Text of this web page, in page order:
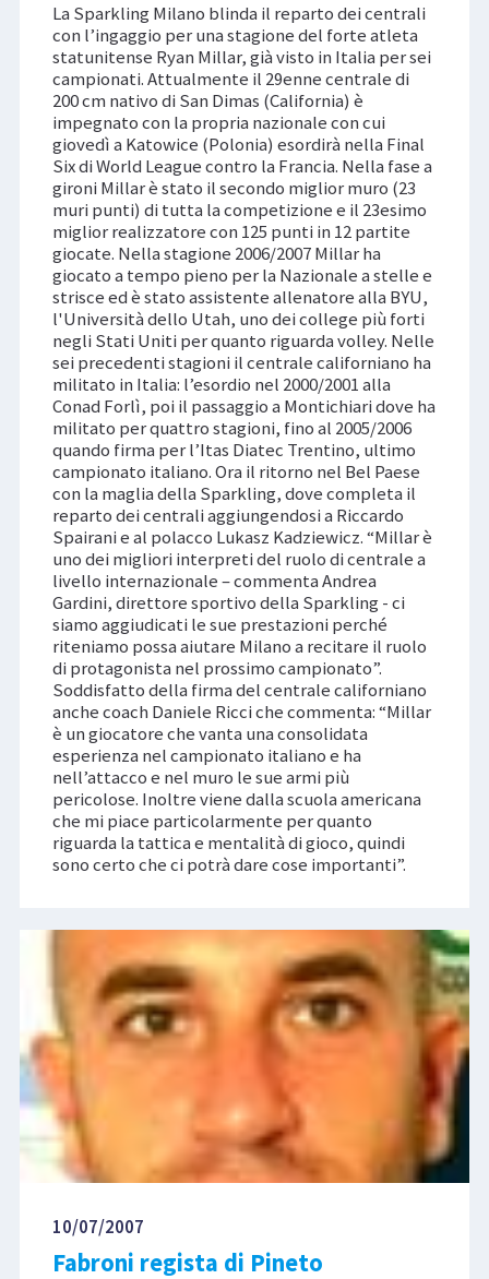
La Sparkling Milano blinda il reparto dei centrali
con l’ingaggio per una stagione del forte atleta
statunitense Ryan Millar, già visto in Italia per sei
campionati. Attualmente il 29enne centrale di
200 cm nativo di San Dimas (California) è
impegnato con la propria nazionale con cui
giovedì a Katowice (Polonia) esordirà nella Final
Six di World League contro la Francia. Nella fase a
gironi Millar è stato il secondo miglior muro (23
muri punti) di tutta la competizione e il 23esimo
miglior realizzatore con 125 punti in 12 partite
giocate. Nella stagione 2006/2007 Millar ha
giocato a tempo pieno per la Nazionale a stelle e
strisce ed è stato assistente allenatore alla BYU,
l'Università dello Utah, uno dei college più forti
negli Stati Uniti per quanto riguarda volley. Nelle
sei precedenti stagioni il centrale californiano ha
militato in Italia: l’esordio nel 2000/2001 alla
Conad Forlì, poi il passaggio a Montichiari dove ha
militato per quattro stagioni, fino al 2005/2006
quando firma per l’Itas Diatec Trentino, ultimo
campionato italiano. Ora il ritorno nel Bel Paese
con la maglia della Sparkling, dove completa il
reparto dei centrali aggiungendosi a Riccardo
Spairani e al polacco Lukasz Kadziewicz. “Millar è
uno dei migliori interpreti del ruolo di centrale a
livello internazionale – commenta Andrea
Gardini, direttore sportivo della Sparkling - ci
siamo aggiudicati le sue prestazioni perché
riteniamo possa aiutare Milano a recitare il ruolo
di protagonista nel prossimo campionato”.
Soddisfatto della firma del centrale californiano
anche coach Daniele Ricci che commenta: “Millar
è un giocatore che vanta una consolidata
esperienza nel campionato italiano e ha
nell’attacco e nel muro le sue armi più
pericolose. Inoltre viene dalla scuola americana
che mi piace particolarmente per quanto
riguarda la tattica e mentalità di gioco, quindi
sono certo che ci potrà dare cose importanti”.
10/07/2007
Fabroni regista di Pineto